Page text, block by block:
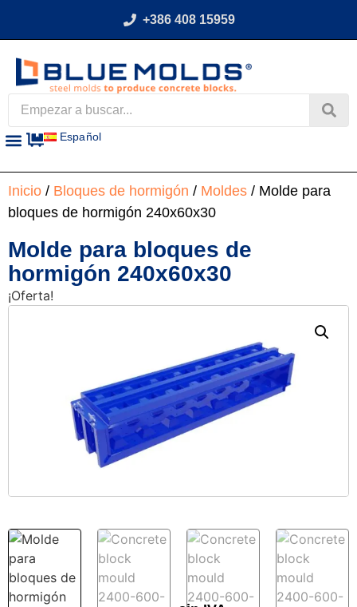
+386 408 15959
Español
Inicio / Bloques de hormigón / Moldes / Molde para
bloques de hormigón 240x60x30
Molde para bloques de
hormigón 240x60x30
¡Oferta!